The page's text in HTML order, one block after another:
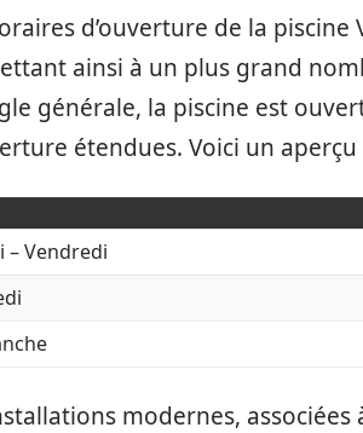
d’ouverture de la
ainsi à un plus grand
générale, la piscine est
étendues. Voici un
– Vendredi
modernes,